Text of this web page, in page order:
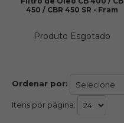
450 / CBR 450 SR - Fram
Produto Esgotado
Ordenar por:
Itens por página: